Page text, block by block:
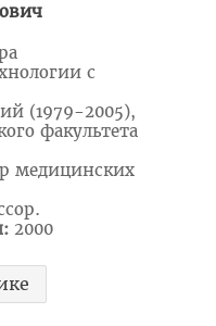
на бюджет
с
(1979-2005),
факультета
медицинских
2000